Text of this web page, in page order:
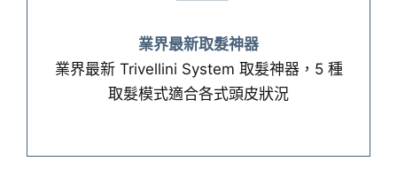
業界最新取髮神器
業界最新 Trivellini System 取髮神器，5 種
取髮模式適合各式頭皮狀況
業界最新取髮神器
業界最新 Trivellini System 取髮神器，5 種
取髮模式適合各式頭皮狀況